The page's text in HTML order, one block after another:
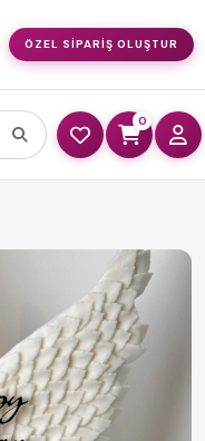
ÖZEL SIPARIŞ OLUŞTUR
0